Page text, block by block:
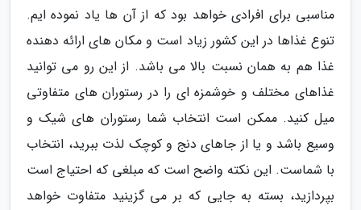
مناسبی برای افرادی خواهد بود که از آن ها یاد نموده ایم.
تنوع غذاها در این کشور زیاد است و مکان های ارائه دهنده
غذا هم به همان نسبت بالا می باشد. از این رو می توانید
غذاهای مختلف و خوشمزه ای را در رستوران های متفاوتی
میل کنید. ممکن است انتخاب شما رستوران های شیک و
وسیع باشد و یا از جاهای دنج و کوچک لذت ببرید، انتخاب
با شماست. این نکته واضح است که مبلغی که احتیاج است
بپردازید، بسته به جایی که بر می گزینید متفاوت خواهد